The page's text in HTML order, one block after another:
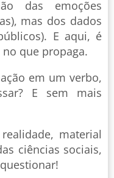
das emoções
mas dos dados
E aqui, é
que propaga.
em um verbo,
E sem mais
material
ciências sociais,